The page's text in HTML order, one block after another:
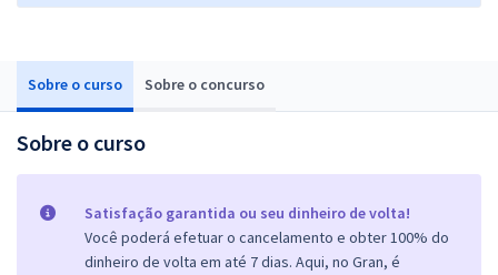
Sobre o curso Sobre o concurso
Sobre o curso
Satisfação garantida ou seu dinheiro de volta!
Você poderá efetuar o cancelamento e obter 100% do
dinheiro de volta em até 7 dias. Aqui, no Gran, é